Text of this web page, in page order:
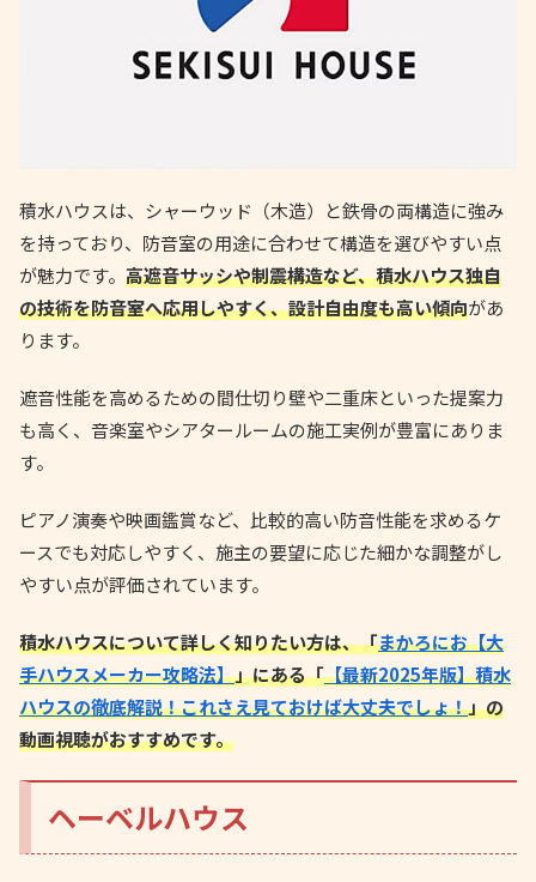
積水ハウスは、シャーウッド（木造）と鉄骨の両構造に強み
を持っており、防音室の用途に合わせて構造を選びやすい点
が魅力です。 高遮音サッシや制震構造など、積水ハウス独自
の技術を防音室へ応用しやすく、設計自由度も高い傾向があ
ります。
遮音性能を高めるための間仕切り壁や二重床といった提案力
も高く、音楽室やシアタールームの施工実例が豊富にありま
す。
ピアノ演奏や映画鑑賞など、比較的高い防音性能を求めるケ
ースでも対応しやすく、施主の要望に応じた細かな調整がし
やすい点が評価されています。
積水ハウスについて詳しく知りたい方は、「まかろにお【大
手ハウスメーカー攻略法】」にある「【最新2025年版】積水
ハウスの徹底解説！これさえ見ておけば大丈夫でしょ！」の
動画視聴がおすすめです。
ヘーベルハウス